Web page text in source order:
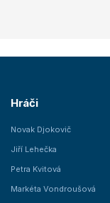
Hráči
Novak Djokovič
Jiří Lehečka
Petra Kvitová
Markéta Vondroušová